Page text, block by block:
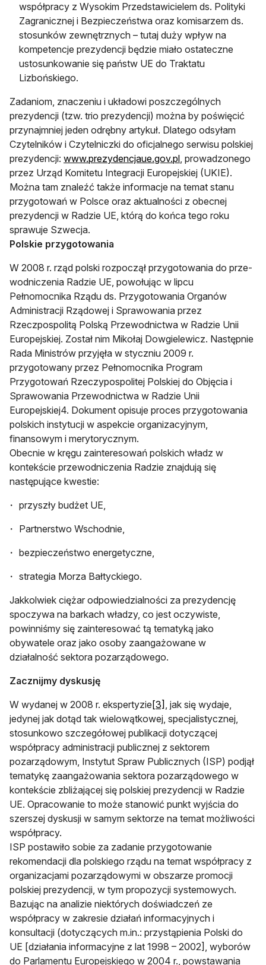
współpracy z Wysokim Przedstawicielem ds. Polityki
Zagranicznej i Bezpieczeństwa oraz komisarzem ds.
stosunków zewnętrznych – tutaj duży wpływ na
kompetencje prezydencji będzie miało ostateczne
ustosunkowanie się państw UE do Traktatu
Lizbońskiego.
Zadaniom, znaczeniu i układowi poszczególnych
prezydencji (tzw. trio prezydencji) można by poświęcić
przynajmniej jeden odrębny artykuł. Dlatego odsyłam
Czytelników i Czytelniczki do oficjalnego serwisu polskiej
prezydencji: www.prezydencjaue.gov.pl, prowadzonego
przez Urząd Komitetu Integracji Europejskiej (UKIE).
Można tam znaleźć także informacje na temat stanu
przygotowań w Polsce oraz aktu­alności z obecnej
prezydencji w Radzie UE, którą do końca tego roku
sprawuje Szwecja.
Polskie przygotowania
W 2008 r. rząd polski rozpoczął przygotowania do prze­
wodniczenia Radzie UE, powołując w lipcu
Pełnomocnika Rządu ds. Przygotowania Organów
Administracji Rządowej i Sprawowania przez
Rzeczpospolitą Polską Przewodnictwa w Radzie Unii
Europejskiej. Został nim Mikołaj Dowgielewicz. Następnie
Rada Ministrów przyjęła w styczniu 2009 r.
przygotowany przez Pełnomocnika Program
Przygotowań Rzeczypospolitej Polskiej do Objęcia i
Sprawowania Przewodnictwa w Radzie Unii
Europejskiej4. Dokument opisuje proces przygotowania
polskich instytucji w aspekcie organizacyjnym,
finansowym i merytorycznym.
Obecnie w kręgu zainteresowań polskich władz w
kontekście przewodniczenia Radzie znajdują się
następujące kwestie:
przyszły budżet UE,
Partnerstwo Wschodnie,
bezpieczeństwo energetyczne,
strategia Morza Bałtyckiego.
Jakkolwiek ciężar odpowiedzialności za prezydencję
spoczywa na barkach władzy, co jest oczywiste,
powinniśmy się zainteresować tą tematyką jako
obywatele oraz jako osoby zaangażowane w
działalność sektora pozarządowego.
Zacznijmy dyskusję
W wydanej w 2008 r. ekspertyzie [3] , jak się wydaje,
jedynej jak dotąd tak wielowątkowej, specjalistycznej,
stosunkowo szczegółowej publikacji dotyczącej
współpracy administracji publicznej z sektorem
pozarządowym, Instytut Spraw Pub­licznych (ISP) podjął
tematykę zaangażowania sektora pozarządowego w
kontekście zbliżającej się polskiej prezydencji w Radzie
UE. Opracowanie to może stanowić punkt wyjścia do
szerszej dyskusji w samym sektorze na temat możliwości
współpracy.
ISP postawiło sobie za zadanie przygotowanie
rekomendacji dla polskiego rządu na temat współpracy z
organizacjami po­zarządowymi w obszarze promocji
polskiej prezydencji, w tym propozycji systemowych.
Bazując na analizie niektórych doświadczeń ze
współpracy w zakresie działań informacyjnych i
konsultacji (dotyczących m.in.: przystąpienia Polski do
UE [działania informacyjne z lat 1998 – 2002], wyborów
do Parlamentu Europejskiego w 2004 r., powstawania